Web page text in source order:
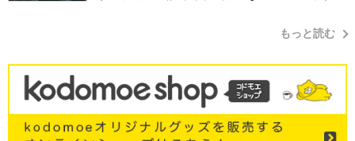
もっと読む